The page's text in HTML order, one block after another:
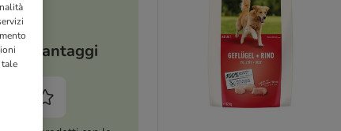
vantaggi